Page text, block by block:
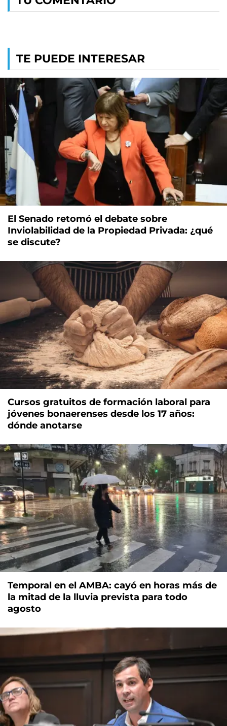
TE PUEDE INTERESAR
El Senado retomó el debate sobre
Inviolabilidad de la Propiedad Privada: ¿qué
se discute?
Cursos gratuitos de formación laboral para
jóvenes bonaerenses desde los 17 años:
dónde anotarse
Temporal en el AMBA: cayó en horas más de
la mitad de la lluvia prevista para todo
agosto